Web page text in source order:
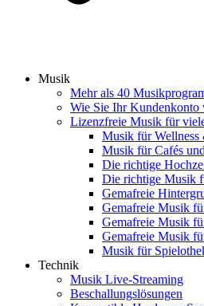
Musik
Mehr als 40
Wie Sie Ihr Kundenkonto
Lizenzfreie Musik für
Musik für Wellness
Musik für Cafés
Die richtige
Die richtige Musik
Gemafreie
Gemafreie Musik
Gemafreie Musik
Gemafreie Musik
Musik für
Technik
Musik Live-Streaming
Beschallungslösungen